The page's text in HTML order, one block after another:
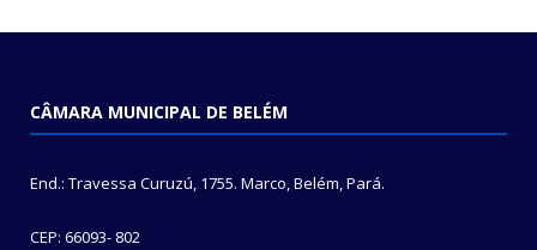
CÂMARA MUNICIPAL DE BELÉM
End.: Travessa Curuzú, 1755. Marco, Belém, Pará.
CEP: 66093- 802